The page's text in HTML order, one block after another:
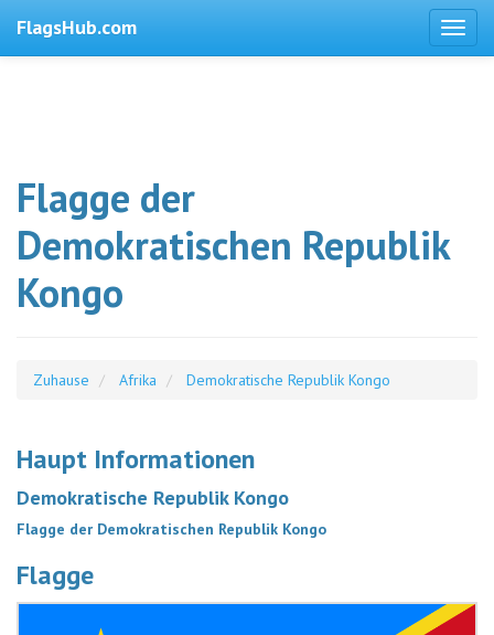
FlagsHub.com
Flagge der
Demokratischen Republik
Kongo
Zuhause Afrika Demokratische Republik Kongo
Haupt Informationen
Demokratische Republik Kongo
Flagge der Demokratischen Republik Kongo
Flagge